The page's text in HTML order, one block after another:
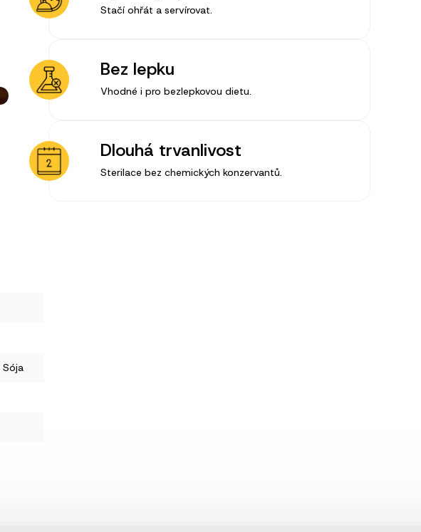
Stačí ohřát a servírovat.
Bez lepku
Vhodné i pro bezlepkovou dietu.
Dlouhá trvanlivost
Sterilace bez chemických konzervantů.
Sója